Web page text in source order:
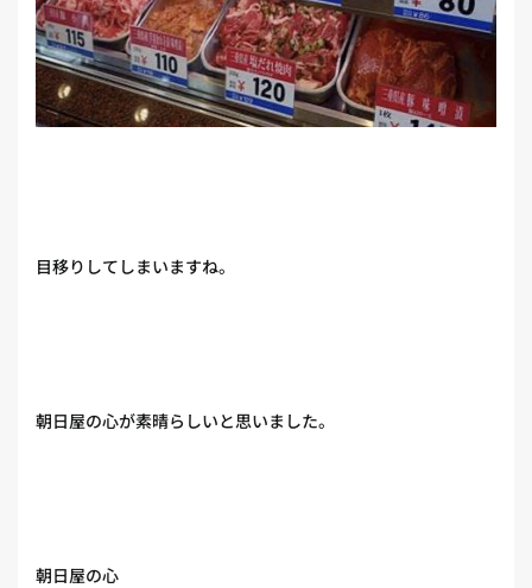
目移りしてしまいますね。
朝日屋の心が素晴らしいと思いました。
朝日屋の心